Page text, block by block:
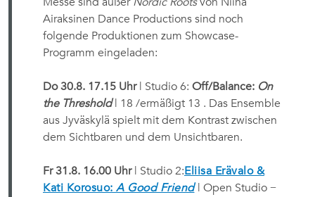
Airaksinen Dance Productions sind noch
folgende Produktionen zum Showcase-
Programm eingeladen:
Do 30.8. 17.15 Uhr| Studio 6: Off/Balance: On
the Threshold| 18 /ermäßigt 13 . Das Ensemble
aus Jyväskylä spielt mit dem Kontrast zwischen
dem Sichtbaren und dem Unsichtbaren.
Fr 31.8. 16.00 Uhr| Studio 2:Eliisa Erävalo &
Kati Korosuo: A Good Friend| Open Studio −